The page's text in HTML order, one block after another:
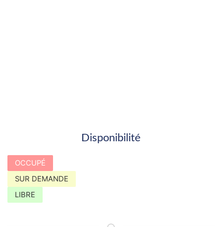
Disponibilité
OCCUPÉ
SUR DEMANDE
LIBRE